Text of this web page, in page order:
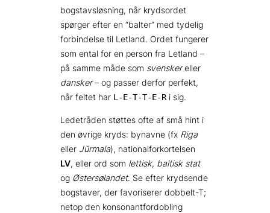
bogstavsløsning, når krydsordet
spørger efter en “balter” med tydelig
forbindelse til Letland. Ordet fungerer
som ental for en person fra Letland –
på samme måde som svenskereller
dansker– og passer derfor perfekt,
når feltet har L-E-T-T-E-R i sig.
Ledetråden støttes ofte af små hint i
den øvrige kryds: bynavne (fx Riga
eller Jūrmala), nationalforkortelsen
LV, eller ord som lettisk, baltisk stat
og Østersølandet. Se efter krydsende
bogstaver, der favoriserer dobbelt-T;
netop den konsonantfordobling